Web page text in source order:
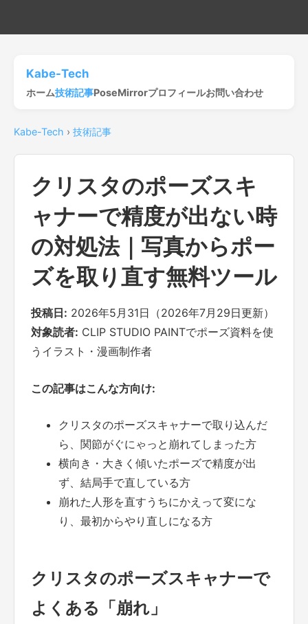
Kabe-Tech
ホーム技術記事PoseMirrorプロフィールお問い合わせ
Kabe-Tech › 技術記事
クリスタのポーズスキ
ャナーで精度が出ない時
の対処法｜写真からポー
ズを取り直す無料ツール
投稿日: 2026年5月31日（2026年7月29日更新）
対象読者: CLIP STUDIO PAINTでポーズ資料を使
うイラスト・漫画制作者
この記事はこんな方向け:
クリスタのポーズスキャナーで取り込んだ
ら、関節がぐにゃっと崩れてしまった方
横向き・大きく傾いたポーズで精度が出
ず、結局手で直している方
崩れた人形を直すうちにかえって変にな
り、最初からやり直しになる方
クリスタのポーズスキャナーで
よくある「崩れ」